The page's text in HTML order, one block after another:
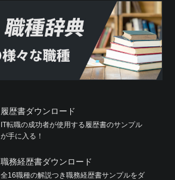
履歴書ダウンロード
IT転職の成功者が使用する履歴書のサンプル
が手に入る！
職務経歴書ダウンロード
全16職種の解説つき職務経歴書サンプルをダ